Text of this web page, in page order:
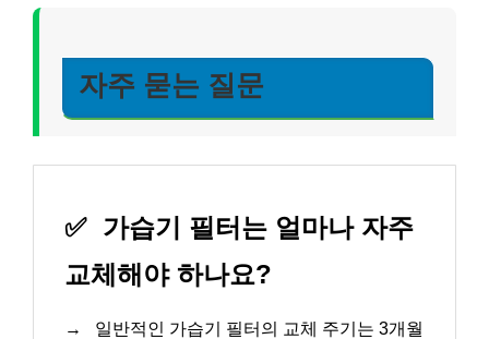
자주 묻는 질문
✅ 가습기 필터는 얼마나 자주
교체해야 하나요?
→
일반적인 가습기 필터의 교체 주기는 3개월